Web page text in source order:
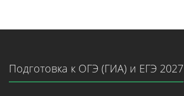
Подготовка к ОГЭ (ГИА) и ЕГЭ 2027